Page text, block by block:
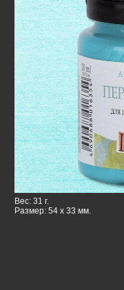
Вес: 31 г.
Размер: 54 x 33 мм.